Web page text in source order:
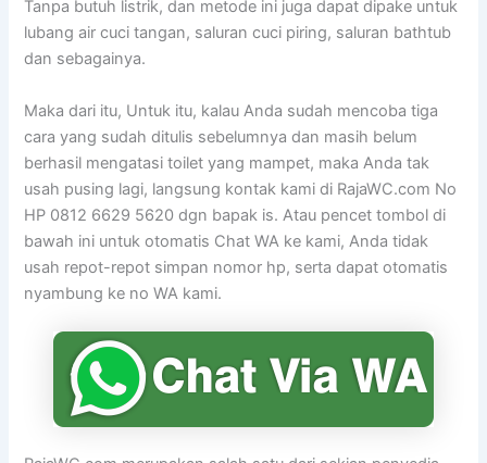
Tanpa butuh listrik, dan metode ini juga dapat dipake untuk
lubang air cuci tangan, saluran cuci piring, saluran bathtub
dan sebagainya.
Maka dari itu, Untuk itu, kalau Anda sudah mencoba tiga
cara yang sudah ditulis sebelumnya dan masih belum
berhasil mengatasi toilet yang mampet, maka Anda tak
usah pusing lagi, langsung kontak kami di RajaWC.com No
HP 0812 6629 5620 dgn bapak is. Atau pencet tombol di
bawah ini untuk otomatis Chat WA ke kami, Anda tidak
usah repot-repot simpan nomor hp, serta dapat otomatis
nyambung ke no WA kami.